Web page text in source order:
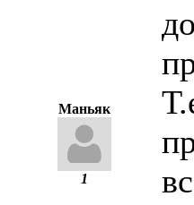
Маньяк
1